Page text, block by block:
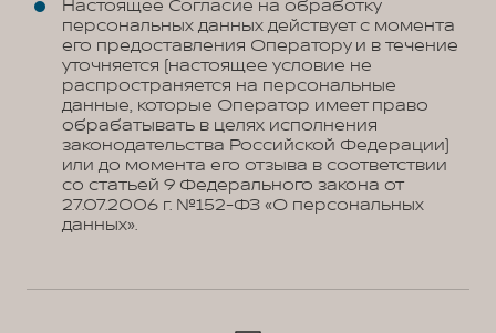
Настоящее Согласие на обработку
персональных данных действует с момента
его предоставления Оператору и в течение
уточняется (настоящее условие не
распространяется на персональные
данные, которые Оператор имеет право
обрабатывать в целях исполнения
законодательства Российской Федерации)
или до момента его отзыва в соответствии
со статьей 9 Федерального закона от
27.07.2006 г. №152-ФЗ «О персональных
данных».